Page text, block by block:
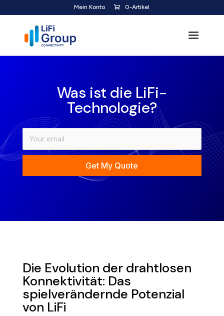
Mein Konto 0-Artikel
Was ist die LiFi-
Technologie?
Get My Quote
Die Evolution der drahtlosen
Konnektivität: Das
spielverändernde Potenzial
von LiFi